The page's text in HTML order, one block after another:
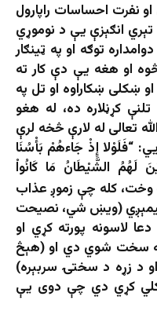
نفرت احساسات راپارول
انګېزې یې د نوموړي
توګه او په ټینګار
او هغه یې دې کار ته
ښکلی ښکاراوه او تل په
کړڼلاره ده، له هغو
تعالی له لارې څخه لرې
“فَلَوْلا إِذْ جَاءهُمْ بَأْسُنَا
الشَّيْطَانُ مَا كَانُواْ
وخت، کله چې زموږ عذاب
(ویښ شي، نصیحت
لاسونه پورته کړي او
سخت شوي دي او (هېڅ
د زړه د سختۍ سربېره)
کړي دي چې دوی یې